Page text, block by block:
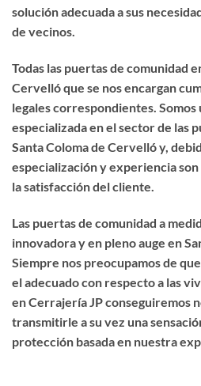
solución adecuada a sus
de vecinos.
Todas las puertas de comunidad
Cervelló que se nos encargan
legales correspondientes. Somos
especializada en el sector de las
Santa Coloma de Cervelló y,
especialización y experiencia
la satisfacción del cliente.
Las puertas de comunidad a
innovadora y en pleno auge en
Siempre nos preocupamos de
el adecuado con respecto a las
en Cerrajería JP conseguiremos
transmitirle a su vez una
protección basada en nuestra